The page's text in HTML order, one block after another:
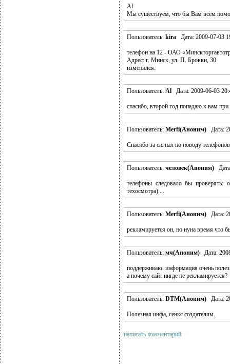
Al
Мы существуем, что бы Вам всем
Пользователь: kira Дата: 2009-07-03
телефон на 12 - ОАО
Адрес: г. Минск, ул. П. Бровки, 30
изменился.
Пользователь: Al Дата: 2009-06-03
спасибо, второй год попадаю к вам
Пользователь: Merfi(Аноним) Дата:
Спасибо за сигнал по поводу
Пользователь: человек(Аноним)
телефоны следовало бы проверять:
техосмотра)....
Пользователь: Merfi(Аноним) Дата:
рекламируется он, но нуна время что
Пользователь: мч(Аноним) Дата:
поддерживаю. информация очень
а почему сайт нигде не рекламируется?
Пользователь: DTM(Аноним) Дата:
Полезная инфа, сенкс создателям.
написать комментарий